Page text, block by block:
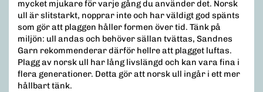
mycket mjukare för varje gång du använder det. Norsk
ull är slitstarkt, nopprar inte och har väldigt god spänts
som gör att plaggen håller formen över tid. Tänk på
miljön: ull andas och behöver sällan tvättas, Sandnes
Garn rekommenderar därför hellre att plagget luftas.
Plagg av norsk ull har lång livslängd och kan vara fina i
flera generationer. Detta gör att norsk ull ingår i ett mer
hållbart tänk.